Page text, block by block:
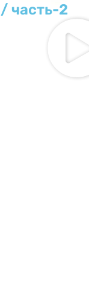
часть-2